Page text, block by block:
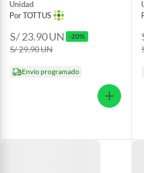
Unidad
Por TOTTUS
S/ 23.90UN -20%
S/ 29.90UN
Envío programado